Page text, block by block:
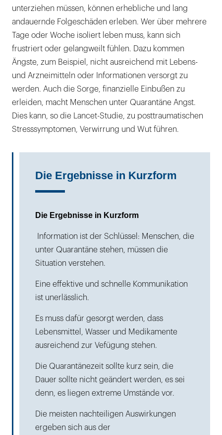
unterziehen müssen, können erhebliche und lang
andauernde Folgeschäden erleben. Wer über mehrere
Tage oder Woche isoliert leben muss, kann sich
frustriert oder gelangweilt fühlen. Dazu kommen
Ängste, zum Beispiel, nicht ausreichend mit Lebens-
und Arzneimitteln oder Informationen versorgt zu
werden. Auch die Sorge, finanzielle Einbußen zu
erleiden, macht Menschen unter Quarantäne Angst.
Dies kann, so die Lancet-Studie, zu posttraumatischen
Stresssymptomen, Verwirrung und Wut führen.
Die Ergebnisse in Kurzform
Die Ergebnisse in Kurzform
Information ist der Schlüssel: Menschen, die
unter Quarantäne stehen, müssen die
Situation verstehen.
Eine effektive und schnelle Kommunikation
ist unerlässlich.
Es muss dafür gesorgt werden, dass
Lebensmittel, Wasser und Medikamente
ausreichend zur Vefügung stehen.
Die Quarantänezeit sollte kurz sein, die
Dauer sollte nicht geändert werden, es sei
denn, es liegen extreme Umstände vor.
Die meisten nachteiligen Auswirkungen
ergeben sich aus der